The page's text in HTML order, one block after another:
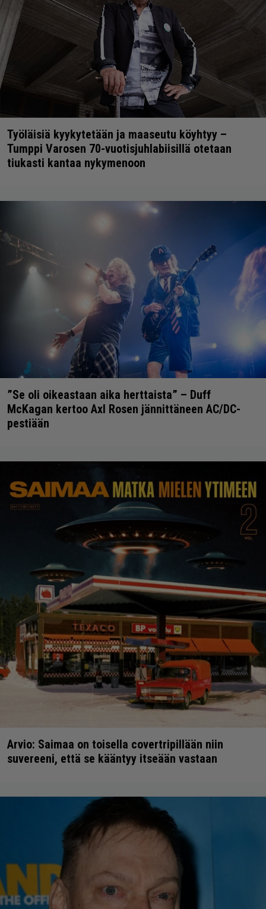
Työläisiä kyykytetään ja maaseutu köyhtyy –
Tumppi Varosen 70-vuotisjuhlabiisillä otetaan
tiukasti kantaa nykymenoon
”Se oli oikeastaan aika herttaista” – Duff
McKagan kertoo Axl Rosen jännittäneen AC/DC-
pestiään
Arvio: Saimaa on toisella covertripillään niin
suvereeni, että se kääntyy itseään vastaan